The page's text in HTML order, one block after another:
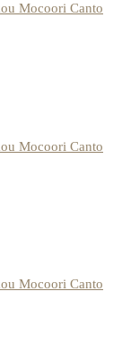
Mocoori Canto
Mocoori Canto
Mocoori Canto